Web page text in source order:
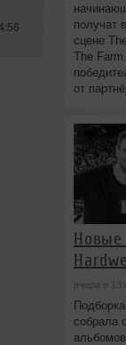
получат
сцене
The
от
Новые
вчера в
собрала